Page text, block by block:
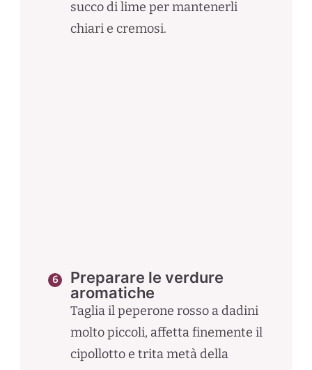
succo di lime per mantenerli
chiari e cremosi.
Preparare le verdure
aromatiche
Taglia il peperone rosso a dadini
molto piccoli, affetta finemente il
cipollotto e trita metà della